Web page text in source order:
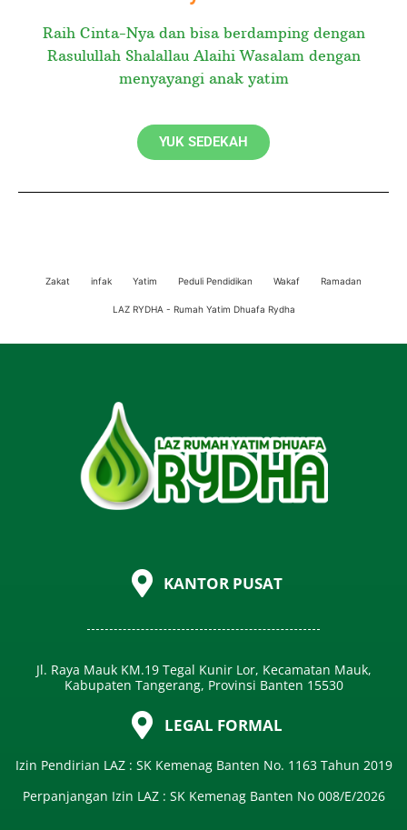
Raih Cinta-Nya dan bisa berdamping dengan
Rasulullah Shalallau Alaihi Wasalam dengan
menyayangi anak yatim
YUK SEDEKAH
Zakat infak Yatim Peduli Pendidikan Wakaf Ramadan
LAZ RYDHA - Rumah Yatim Dhuafa Rydha
KANTOR PUSAT
Jl. Raya Mauk KM.19 Tegal Kunir Lor, Kecamatan Mauk,
Kabupaten Tangerang, Provinsi Banten 15530
LEGAL FORMAL
Izin Pendirian LAZ : SK Kemenag Banten No. 1163 Tahun 2019
Perpanjangan Izin LAZ : SK Kemenag Banten No 008/E/2026​